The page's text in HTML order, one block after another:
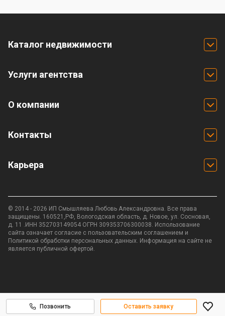
Каталог недвижимости
Услуги агентства
О компании
Контакты
Карьера
© 2014 - 2026 ИП Смышляева Любовь Александровна. Все права
защищены. 160521,РФ, Вологодская область, д. Новое, ул. Сосновая,
д. 11 .ИНН 352703149054 ОГРН 309353706300038. Использование
сайта означает согласие с пользовательским соглашением и
Политикой обработки персональных данных. Информация на сайте не
является публичной офертой.
Позвонить Оставить заявку